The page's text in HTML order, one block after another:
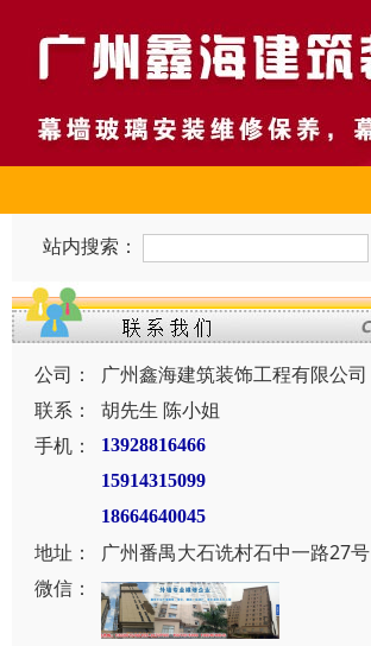
站内搜索：
公司：
广州鑫海建筑装饰工程有限公司
联系：
胡先生 陈小姐
手机：
13928816466
15914315099
18664640045
地址：
广州番禺大石诜村石中一路27号
微信：